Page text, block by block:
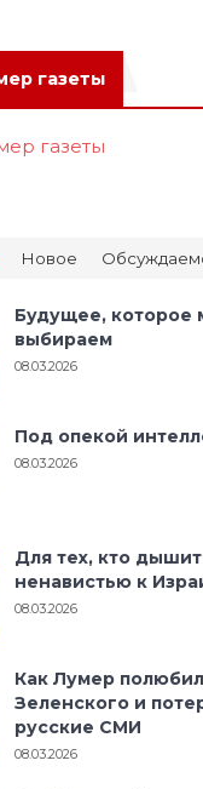
газеты
Новое
Будущее, которое
выбираем
08.03.2026
Под опекой
08.03.2026
Для тех, кто дышит
ненавистью к
08.03.2026
Как Лумер
Зеленского и
русские СМИ
08.03.2026